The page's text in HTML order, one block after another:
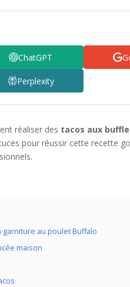
ChatGPT
Perplexity
réaliser des tacos aux
pour réussir cette recette
au poulet Buffalo
maison